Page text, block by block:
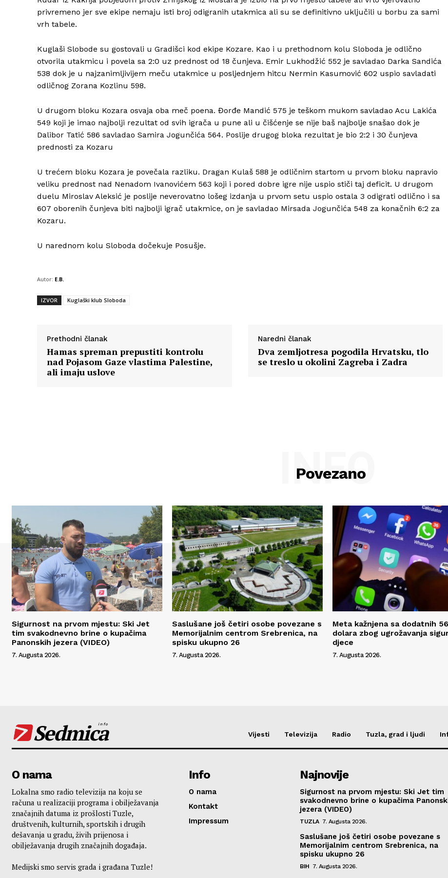
Info
Impressum
privremeno jer sve ekipe nemaju isti broj odigranih utakmica ali su se definitivno uključili u borbu za sami
vrh tabele.
Kuglaši Slobode su gostovali u Gradišci kod ekipe Kozare. Kao i u prethodnom kolu Sloboda je odlično
otvorila utakmicu i povela sa 2:0 uz prednost od 18 čunjeva. Emir Lukhodžić 552 je savladao Darka Sandića
538 dok je u najzanimljivijem meču utakmice u posljednjem hitcu Nermin Kasumović 602 uspio savladati
odličnog Zorana Kozlinu 598.
U drugom bloku Kozara osvaja oba meč poena. Đorđe Mandić 575 je teškom mukom savladao Acu Lakića
549 koji je imao najbolji rezultat od svih igrača u pune ali u čišćenje se nije baš najbolje snašao dok je
Dalibor Tatić 586 savladao Samira Jogunčića 564. Poslije drugog bloka rezultat je bio 2:2 i 30 čunjeva
prednosti za Kozaru
U trećem bloku Kozara je povečala razliku. Dragan Kulaš 588 je odličnim startom u prvom bloku napravio
veliku prednost nad Nenadom Ivanovićem 563 koji i pored dobre igre nije uspio stiči taj deficit. U drugom
duelu Miroslav Aleksić je poslije neverovatno lošeg izdanja u prvom setu uspio ostala 3 odigrati odlično i sa
607 oborenih čunjeva biti najbolji igrač utakmice, on je savladao Mirsada Jogunčića 548 za konačnih 6:2 za
Kozaru.
U narednom kolu Sloboda dočekuje Posušje.
Autor: E.B.
IZVOR Kuglaški klub Sloboda
Prethodni članak
Hamas spreman prepustiti kontrolu
nad Pojasom Gaze vlastima Palestine,
ali imaju uslove
Naredni članak
Dva zemljotresa pogodila Hrvatsku, tlo
se treslo u okolini Zagreba i Zadra
Povezano
INFO
Sigurnost na prvom mjestu: Ski Jet
tim svakodnevno brine o kupačima
Panonskih jezera (VIDEO)
7. Augusta 2026.
Saslušane još četiri osobe povezane s
Memorijalnim centrom Srebrenica, na
spisku ukupno 26
7. Augusta 2026.
Meta kažnjena sa dodatnih
dolara zbog ugrožavanja
djece
7. Augusta 2026.
Sedmica
info
Vijesti Televizija Radio Tuzla, grad i ljudi
O nama
Lokalna smo radio televizija na koju se
računa u realizaciji programa i obilježavanja
značajnih datuma iz prošlosti Tuzle,
društvenih, kulturnih, sportskih i drugih
dešavanja u gradu, živih prijenosa i
obilježavanja drugih značajnih događaja.
Medijski smo servis grada i građana Tuzle!
Info
O nama
Kontakt
Impressum
Najnovije
Sigurnost na prvom mjestu: Ski Jet tim
svakodnevno brine o kupačima
jezera (VIDEO)
TUZLA 7. Augusta 2026.
Saslušane još četiri osobe povezane s
Memorijalnim centrom Srebrenica, na
spisku ukupno 26
BIH 7. Augusta 2026.